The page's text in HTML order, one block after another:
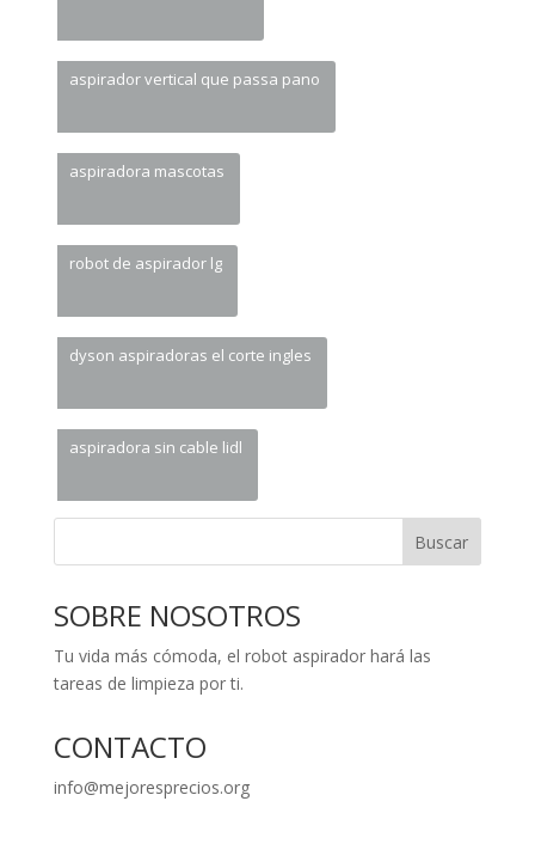
aspirador vertical que passa pano
aspiradora mascotas
robot de aspirador lg
dyson aspiradoras el corte ingles
aspiradora sin cable lidl
Buscar
SOBRE NOSOTROS
Tu vida más cómoda, el robot aspirador hará las
tareas de limpieza por ti.
CONTACTO
info@mejoresprecios.org